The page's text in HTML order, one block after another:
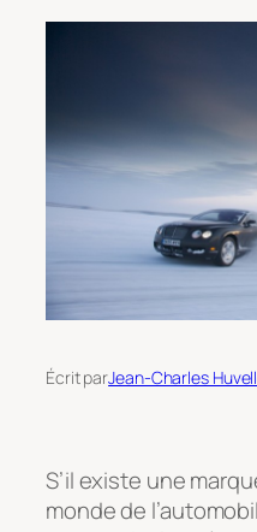
Écrit parJean-Charles
S’il existe une
monde de